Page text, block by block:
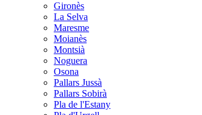
Gironès
La Selva
Maresme
Moianès
Montsià
Noguera
Osona
Pallars Jussà
Pallars Sobirà
Pla de l'Estany